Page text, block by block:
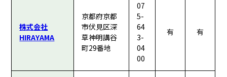
株式会社
HIRAYAMA
京都府京都
市伏見区深
草神明講谷
町29番地
07
5-
64
3-
04
00
有 有